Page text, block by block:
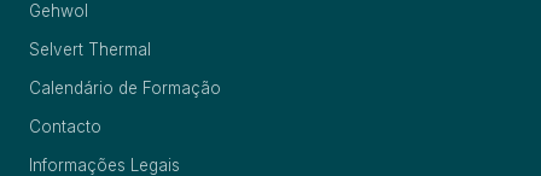
Gehwol
Selvert Thermal
Calendário de Formação
Contacto
Informações Legais